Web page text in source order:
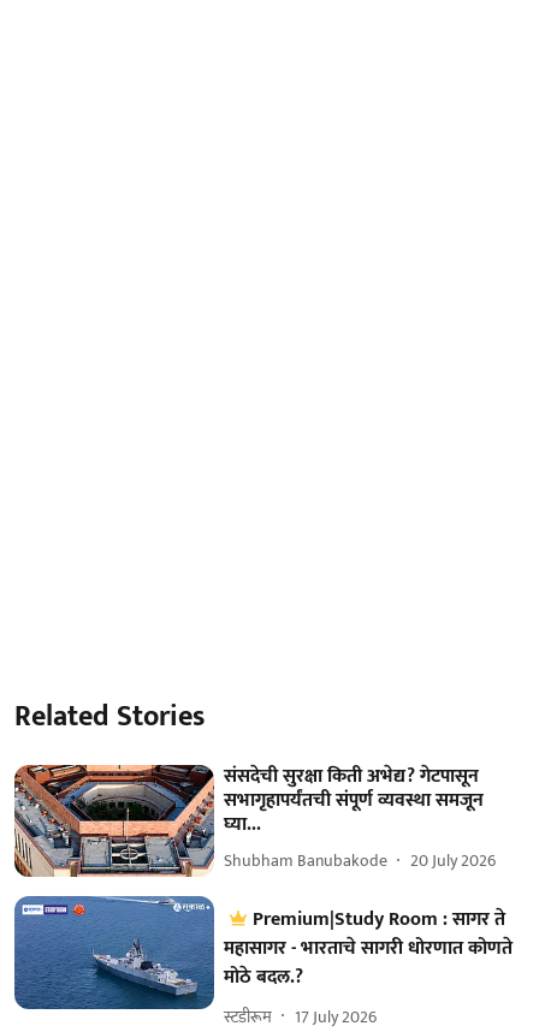
Related Stories
संसदेची सुरक्षा किती अभेद्य? गेटपासून
सभागृहापर्यंतची संपूर्ण व्यवस्था समजून
घ्या...
Shubham Banubakode 20 July 2026
Premium|Study Room : सागर ते
महासागर - भारताचे सागरी धोरणात कोणते
मोठे बदल.?
स्टडीरूम 17 July 2026